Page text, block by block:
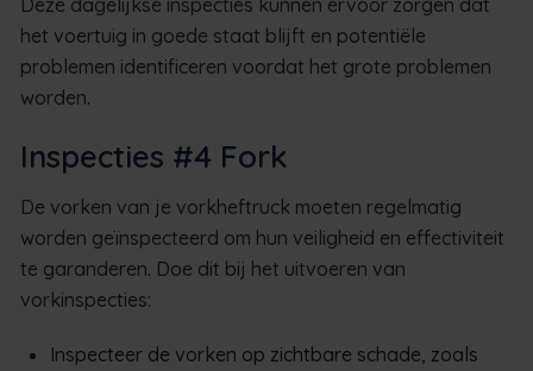
het voertuig in goede staat blijft en potentiële
problemen identificeren voordat het grote problemen
worden.
Inspecties #4 Fork
De vorken van je vorkheftruck moeten regelmatig
worden geïnspecteerd om hun veiligheid en effectiviteit
te garanderen. Doe dit bij het uitvoeren van
vorkinspecties:
Inspecteer de vorken op zichtbare schade, zoals